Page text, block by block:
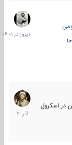
دیروز
در
06:01
اسکرول
7
آذر
1403